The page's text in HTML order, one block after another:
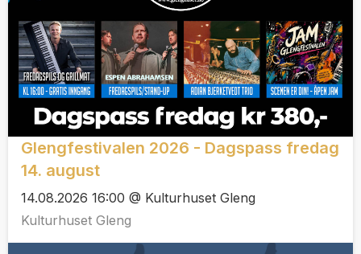
Glengfestivalen 2026 - Dagspass fredag
14. august
14.08.2026 16:00 @ Kulturhuset Gleng
Kulturhuset Gleng